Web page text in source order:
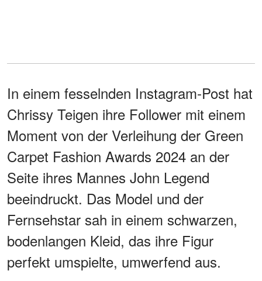
In einem fesselnden Instagram-Post hat
Chrissy Teigen ihre Follower mit einem
Moment von der Verleihung der Green
Carpet Fashion Awards 2024 an der
Seite ihres Mannes John Legend
beeindruckt. Das Model und der
Fernsehstar sah in einem schwarzen,
bodenlangen Kleid, das ihre Figur
perfekt umspielte, umwerfend aus.